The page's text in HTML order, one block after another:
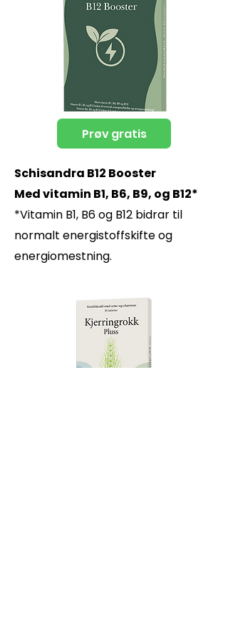
Prøv gratis
Schisandra B12 Booster
Med vitamin B1, B6, B9, og B12*
*Vitamin B1, B6 og B12 bidrar til
normalt energistoffskifte og
energiomestning.